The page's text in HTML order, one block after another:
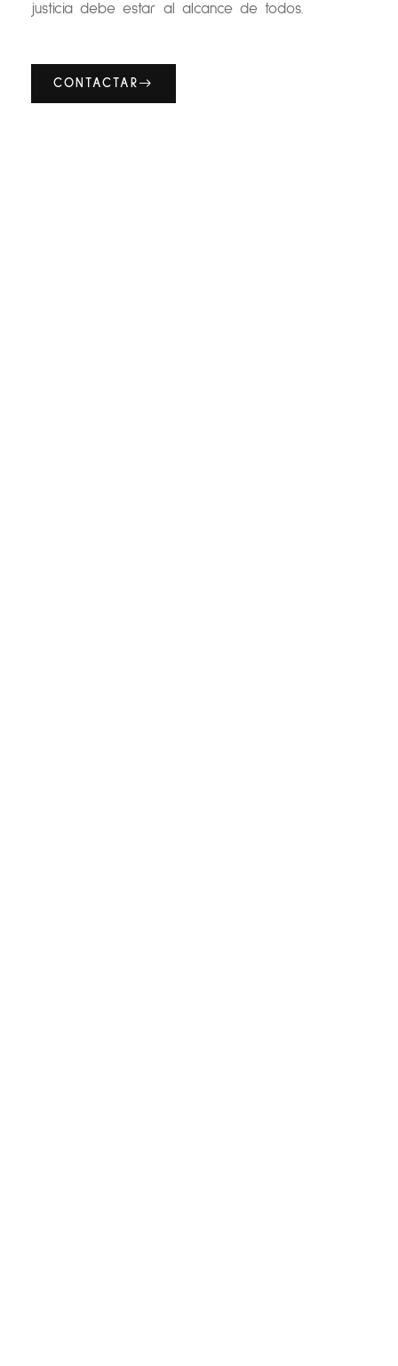
justicia debe estar al alcance de todos.
CONTACTAR